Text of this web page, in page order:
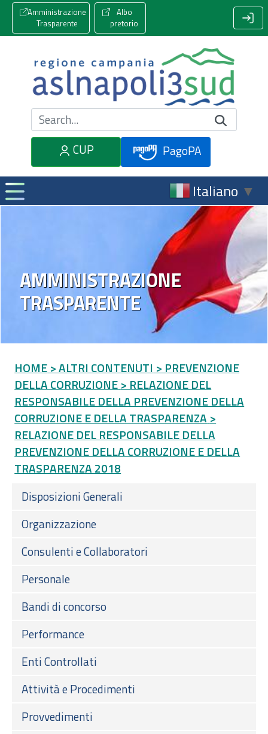
Amministrazione
Trasparente
Albo
pretorio
Cerca nel sito
CUP
PagoPA
Italiano ▼
AMMINISTRAZIONE
TRASPARENTE
HOME > ALTRI CONTENUTI > PREVENZIONE
DELLA CORRUZIONE > RELAZIONE DEL
RESPONSABILE DELLA PREVENZIONE DELLA
CORRUZIONE E DELLA TRASPARENZA >
RELAZIONE DEL RESPONSABILE DELLA
PREVENZIONE DELLA CORRUZIONE E DELLA
TRASPARENZA 2018
Disposizioni Generali
Organizzazione
Consulenti e Collaboratori
Personale
Bandi di concorso
Performance
Enti Controllati
Attività e Procedimenti
Provvedimenti